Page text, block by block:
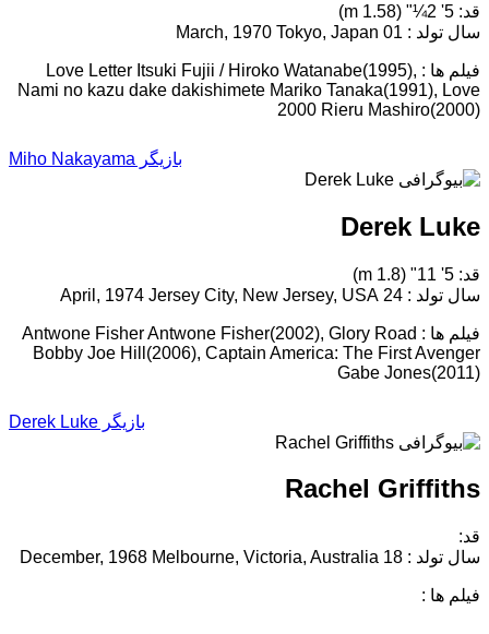
قد: 5' 2¼" (1.58 m)
سال تولد : 01 March, 1970 Tokyo, Japan
فیلم ها : Love Letter Itsuki Fujii / Hiroko Watanabe(1995),
Nami no kazu dake dakishimete Mariko Tanaka(1991), Love
2000 Rieru Mashiro(2000)
بازیگر Miho Nakayama
Derek Luke
قد: 5' 11" (1.8 m)
سال تولد : 24 April, 1974 Jersey City, New Jersey, USA
فیلم ها : Antwone Fisher Antwone Fisher(2002), Glory Road
Bobby Joe Hill(2006), Captain America: The First Avenger
Gabe Jones(2011)
بازیگر Derek Luke
Rachel Griffiths
قد:
سال تولد : 18 December, 1968 Melbourne, Victoria, Australia
فیلم ها :